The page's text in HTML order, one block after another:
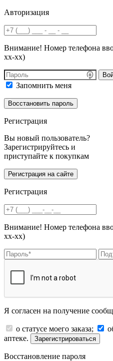
Авторизация
Внимание! Номер телефона
хх-хх)
Запомнить меня
Регистрация
Вы новый пользователь?
Зарегистрируйтесь и
приступайте к покупкам
Регистрация
Внимание! Номер телефона
хх-хх)
Я согласен на получение
о статусе моего заказа;
аптеке.
Зарегистрироваться
Восстановление пароля